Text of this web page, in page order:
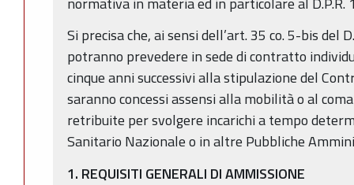
Si precisa che, ai sensi dell’art. 35 co. 5-bis del
potranno prevedere in sede di contratto
cinque anni successivi alla stipulazione del
saranno concessi assensi alla mobilità o al
retribuite per svolgere incarichi a tempo
Sanitario Nazionale o in altre Pubbliche
1. REQUISITI GENERALI DI AMMISSIONE